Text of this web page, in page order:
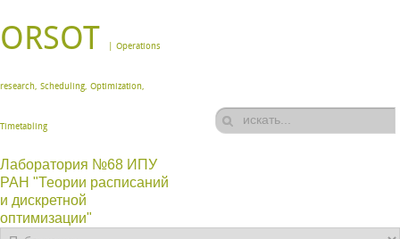
ORSOT | Operations
research, Scheduling, Optimization,
Timetabling
Лаборатория №68 ИПУ
РАН "Теории расписаний
и дискретной
оптимизации"